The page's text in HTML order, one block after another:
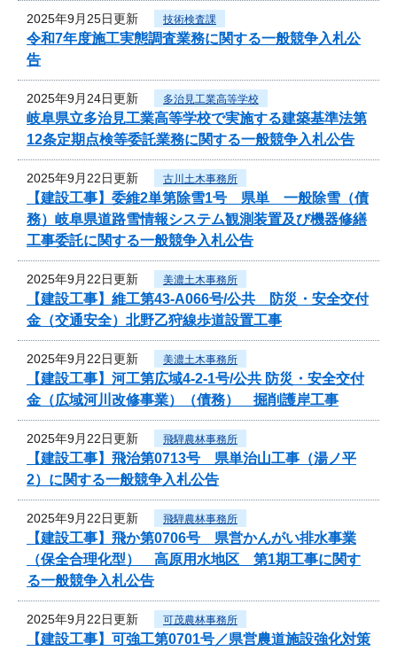
2025年9月25日更新 技術検査課
令和7年度施工実態調査業務に関する一般競争入札公
告
2025年9月24日更新 多治見工業高等学校
岐阜県立多治見工業高等学校で実施する建築基準法第
12条定期点検等委託業務に関する一般競争入札公告
2025年9月22日更新 古川土木事務所
【建設工事】委維2単第除雪1号 県単 一般除雪（債
務）岐阜県道路雪情報システム観測装置及び機器修繕
工事委託に関する一般競争入札公告
2025年9月22日更新 美濃土木事務所
【建設工事】維工第43-A066号/公共 防災・安全交付
金（交通安全）北野乙狩線歩道設置工事
2025年9月22日更新 美濃土木事務所
【建設工事】河工第広域4-2-1号/公共 防災・安全交付
金（広域河川改修事業）（債務） 掘削護岸工事
2025年9月22日更新 飛騨農林事務所
【建設工事】飛治第0713号 県単治山工事（湯ノ平
2）に関する一般競争入札公告
2025年9月22日更新 飛騨農林事務所
【建設工事】飛か第0706号 県営かんがい排水事業
（保全合理化型） 高原用水地区 第1期工事に関す
る一般競争入札公告
2025年9月22日更新 可茂農林事務所
【建設工事】可強工第0701号／県営農道施設強化対策